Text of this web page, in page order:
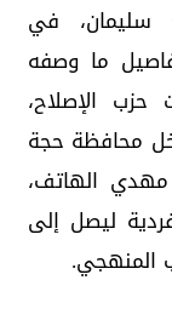
في
ما وصفه
الإصلاح،
محافظة حجة
مهدي الهاتف،
ليصل إلى
المنهجي.